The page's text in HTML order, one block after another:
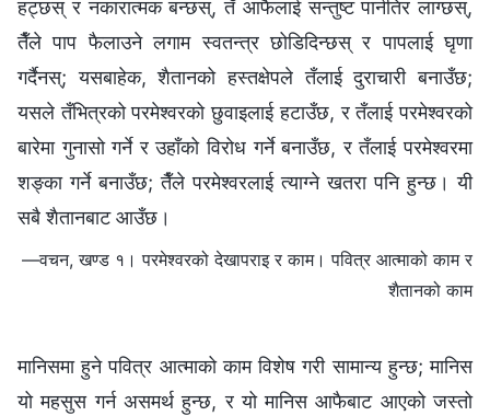
हट्छस् र नकारात्मक बन्छस्, तँ आफैलाई सन्तुष्ट पार्नतिर लाग्छस्,
तैँले पाप फैलाउने लगाम स्वतन्त्र छोडिदिन्छस् र पापलाई घृणा
गर्दैनस्; यसबाहेक, शैतानको हस्तक्षेपले तँलाई दुराचारी बनाउँछ;
यसले तँभित्रको परमेश्‍वरको छुवाइलाई हटाउँछ, र तँलाई परमेश्‍वरको
बारेमा गुनासो गर्ने र उहाँको विरोध गर्ने बनाउँछ, र तँलाई परमेश्‍वरमा
शङ्का गर्ने बनाउँछ; तैँले परमेश्‍वरलाई त्याग्ने खतरा पनि हुन्छ। यी
सबै शैतानबाट आउँछ।
—वचन, खण्ड १। परमेश्‍वरको देखापराइ र काम। पवित्र आत्माको काम र
शैतानको काम
मानिसमा हुने पवित्र आत्माको काम विशेष गरी सामान्य हुन्छ; मानिस
यो महसुस गर्न असमर्थ हुन्छ, र यो मानिस आफैबाट आएको जस्तो